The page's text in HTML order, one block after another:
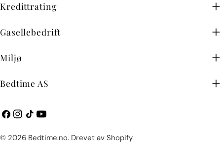
Kredittrating
Gasellebedrift
Miljø
Bedtime AS
Facebook
Instagram
TikTokYouTube
© 2026 Bedtime.no. Drevet av Shopify
Betalingsmetoder